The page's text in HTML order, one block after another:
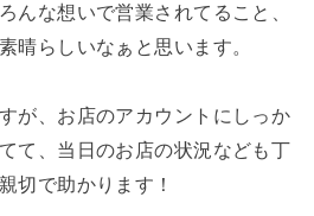
んな想いで営業されてること、
晴らしいなぁと思います。
が、お店のアカウントにしっか
て、当日のお店の状況なども丁
切で助かります！